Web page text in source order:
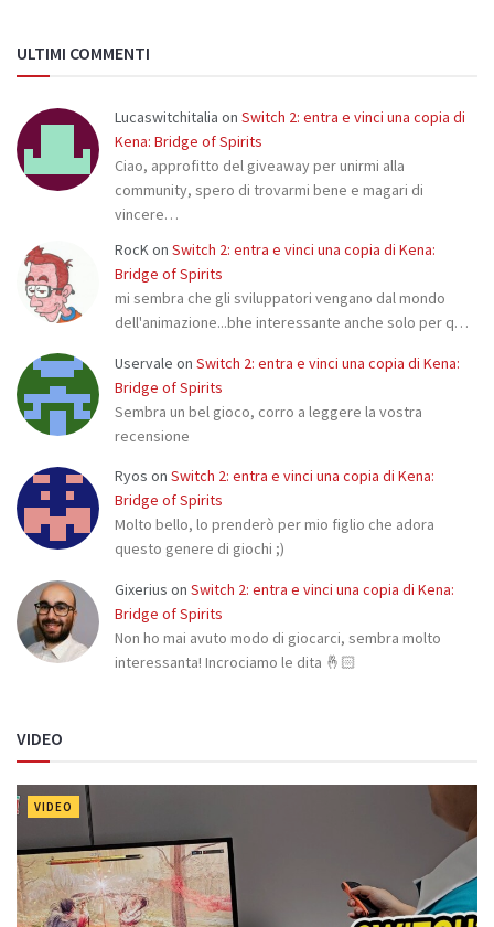
ULTIMI COMMENTI
Lucaswitchitalia on Switch 2: entra e vinci una copia di
Kena: Bridge of Spirits
Ciao, approfitto del giveaway per unirmi alla
community, spero di trovarmi bene e magari di
vincere…
RocKon Switch 2: entra e vinci una copia di Kena:
Bridge of Spirits
mi sembra che gli sviluppatori vengano dal mondo
dell'animazione...bhe interessante anche solo per q…
Uservale on Switch 2: entra e vinci una copia di Kena:
Bridge of Spirits
Sembra un bel gioco, corro a leggere la vostra
recensione
Ryos on Switch 2: entra e vinci una copia di Kena:
Bridge of Spirits
Molto bello, lo prenderò per mio figlio che adora
questo genere di giochi ;)
Gixerius on Switch 2: entra e vinci una copia di Kena:
Bridge of Spirits
Non ho mai avuto modo di giocarci, sembra molto
interessanta! Incrociamo le dita 🤞🏻
VIDEO
VIDEO